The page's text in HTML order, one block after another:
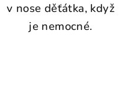
v nose děťátka, když
je nemocné.